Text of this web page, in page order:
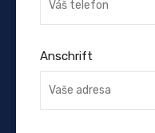
Anschrift